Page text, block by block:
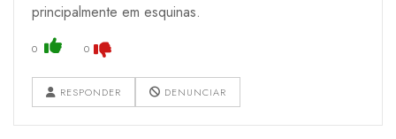
principalmente em esquinas.
0 0
RESPONDER DENUNCIAR